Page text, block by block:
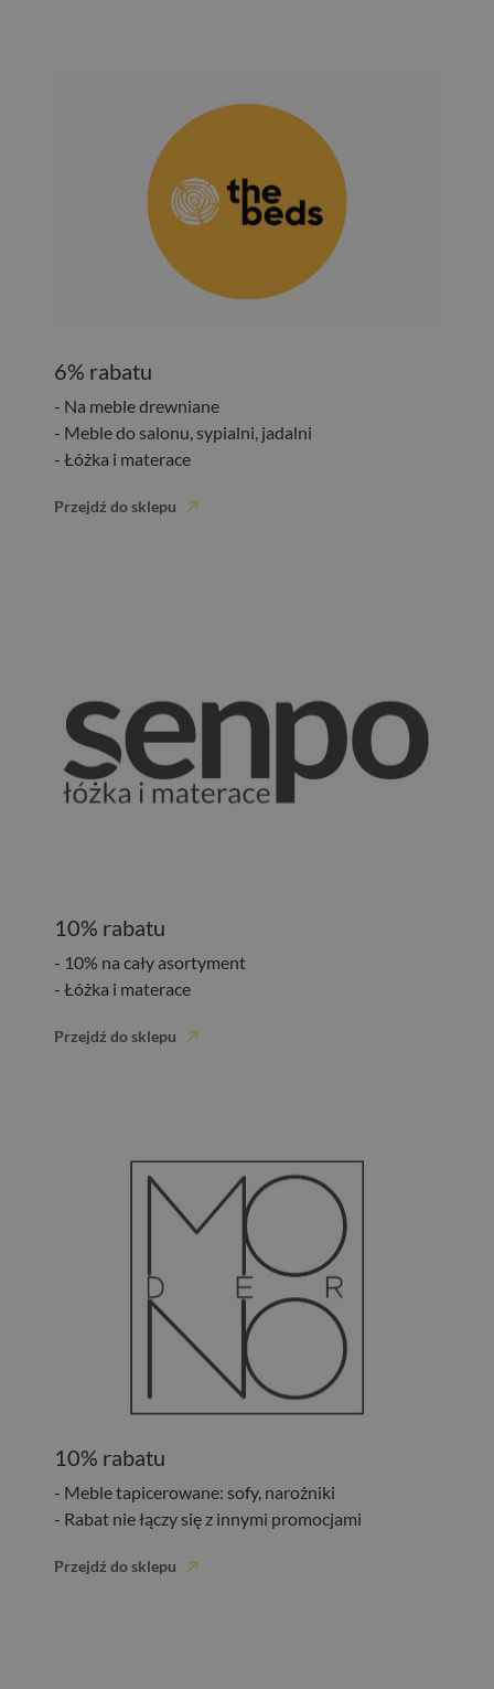
6% rabatu
- Na meble drewniane
- Meble do salonu, sypialni, jadalni
- Łóżka i materace
Przejdź do sklepu
10% rabatu
- 10% na cały asortyment
- Łóżka i materace
Przejdź do sklepu
10% rabatu
- Meble tapicerowane: sofy, narożniki
- Rabat nie łączy się z innymi promocjami
Przejdź do sklepu